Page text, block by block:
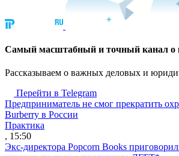
Cамый масштабный и точный канал о
Рассказываем о важных деловых и
Перейти в Telegram
Предприниматель не смог прекратить
Burberry в России
Практика
, 15:50
Экс-директора Popcorn Books